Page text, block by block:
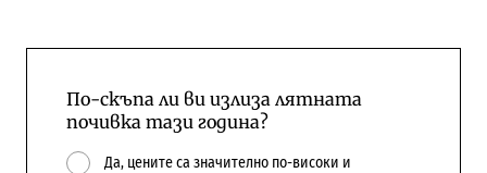
По-скъпа ли ви излиза лятната
почивка тази година?
Да, цените са значително по-високи и